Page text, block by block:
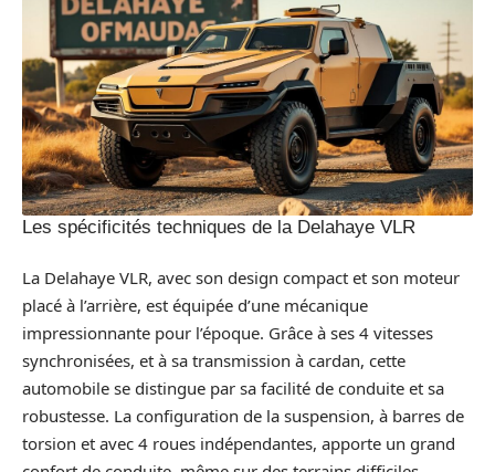
Les spécificités techniques de la Delahaye VLR
La Delahaye VLR, avec son design compact et son moteur
placé à l’arrière, est équipée d’une mécanique
impressionnante pour l’époque. Grâce à ses 4 vitesses
synchronisées, et à sa transmission à cardan, cette
automobile se distingue par sa facilité de conduite et sa
robustesse. La configuration de la suspension, à barres de
torsion et avec 4 roues indépendantes, apporte un grand